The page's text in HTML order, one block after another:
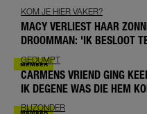
KOM JE HIER VAKER?
MACY VERLIEST HAAR
DROOMMAN: 'IK BESLOOT
GEDUMPT
CARMENS VRIEND GING
IK DEGENE WAS DIE HEM
BIJZONDER